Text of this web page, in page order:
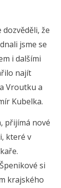
dozvěděli, že
jsme se
i dalšími
najít
Vroutku a
Kubelka.
přijímá nové
které v
si
krajského